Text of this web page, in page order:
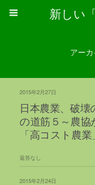
新しい
アー
2015年2月27日
日本農業、破
の道筋５～農協
「高コスト農業
返答なし
2015年2月24日